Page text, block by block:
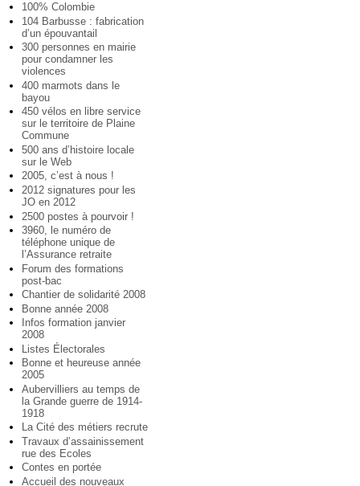
100% Colombie
104 Barbusse : fabrication
d’un épouvantail
300 personnes en mairie
pour condamner les
violences
400 marmots dans le
bayou
450 vélos en libre service
sur le territoire de Plaine
Commune
500 ans d’histoire locale
sur le Web
2005, c’est à nous !
2012 signatures pour les
JO en 2012
2500 postes à pourvoir !
3960, le numéro de
téléphone unique de
l’Assurance retraite
Forum des formations
post-bac
Chantier de solidarité 2008
Bonne année 2008
Infos formation janvier
2008
Listes Électorales
Bonne et heureuse année
2005
Aubervilliers au temps de
la Grande guerre de 1914-
1918
La Cité des métiers recrute
Travaux d’assainissement
rue des Ecoles
Contes en portée
Accueil des nouveaux